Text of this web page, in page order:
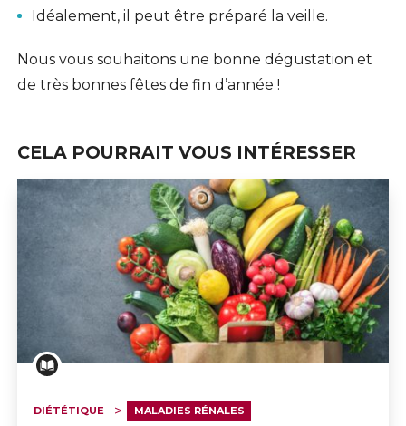
Idéalement, il peut être préparé la veille.
Nous vous souhaitons une bonne dégustation et
de très bonnes fêtes de fin d’année !
CELA POURRAIT VOUS INTÉRESSER
DIÉTÉTIQUE MALADIES RÉNALES